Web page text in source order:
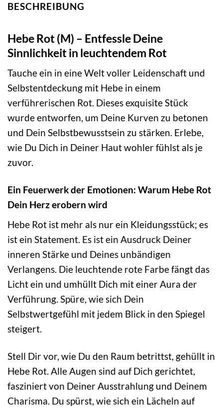
BESCHREIBUNG
Hebe Rot (M) – Entfessle Deine
Sinnlichkeit in leuchtendem Rot
Tauche ein in eine Welt voller Leidenschaft und
Selbstentdeckung mit Hebe in einem
verführerischen Rot. Dieses exquisite Stück
wurde entworfen, um Deine Kurven zu betonen
und Dein Selbstbewusstsein zu stärken. Erlebe,
wie Du Dich in Deiner Haut wohler fühlst als je
zuvor.
Ein Feuerwerk der Emotionen: Warum Hebe Rot
Dein Herz erobern wird
Hebe Rot ist mehr als nur ein Kleidungsstück; es
ist ein Statement. Es ist ein Ausdruck Deiner
inneren Stärke und Deines unbändigen
Verlangens. Die leuchtende rote Farbe fängt das
Licht ein und umhüllt Dich mit einer Aura der
Verführung. Spüre, wie sich Dein
Selbstwertgefühl mit jedem Blick in den Spiegel
steigert.
Stell Dir vor, wie Du den Raum betrittst, gehüllt in
Hebe Rot. Alle Augen sind auf Dich gerichtet,
fasziniert von Deiner Ausstrahlung und Deinem
Charisma. Du spürst, wie sich ein Lächeln auf